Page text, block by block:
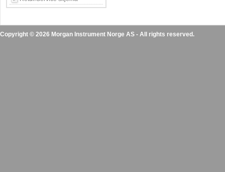
Copyright © 2026 Morgan Instrument Norge AS - All rights reserved.